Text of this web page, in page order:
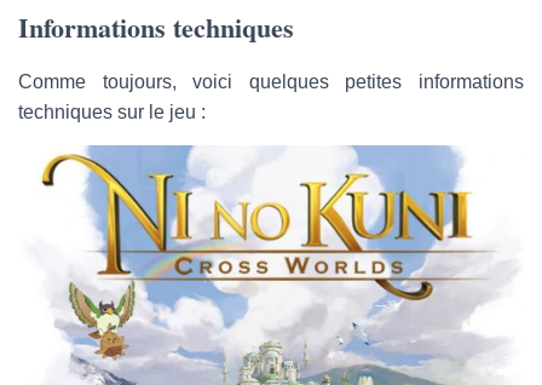
Informations techniques
Comme toujours, voici quelques petites informations
techniques sur le jeu :